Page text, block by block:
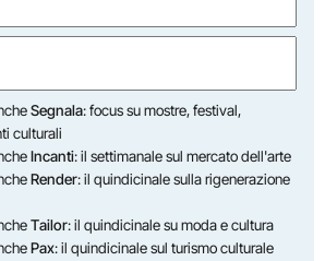
Segnala: focus su mostre, festival,
culturali
Incanti: il settimanale sul mercato dell'arte
Render: il quindicinale sulla rigenerazione
Tailor: il quindicinale su moda e cultura
Pax: il quindicinale sul turismo culturale